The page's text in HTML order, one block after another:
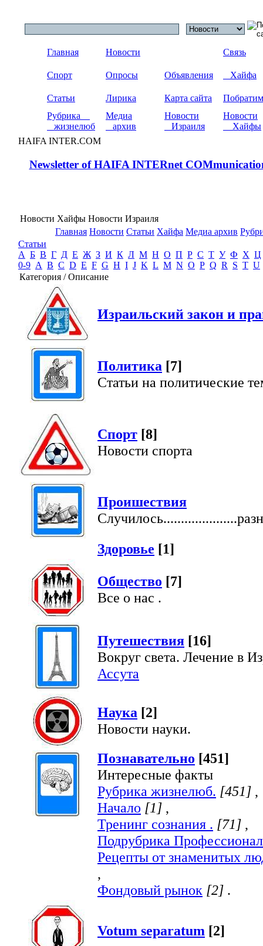
Главная Новости Связь
Спорт Опросы Объявления Хайфа
Статьи Лирика Карта сайта
Рубрика
жизнелюб
Медиа
архив
Новости
Израиля
Новости
Хайфы
HAIFA INTER.COM
Newsletter of HAIFA INTERnet
Новости Хайфы Новости Израиля
Главная Новости Статьи Хайфа Медиа архив
Статьи
А Б В Г Д Е Ж З И К Л М Н О П Р С Т У Ф Х Ц
0-9 A B C D E F G H I J K L M N O P Q R S T U
Категория / Описание
Израильский закон и
Политика [7]
Статьи на политические
Спорт [8]
Новости спорта
Проишествия
Здоровье [1]
Общество [7]
Все о нас .
Путешествия [16]
Вокруг света. Лечение в
Ассута
Наука [2]
Новости науки.
Познавательно [451]
Интересные факты
Рубрика жизнелюб. [451] ,
Начало [1] ,
Тренинг сознания . [71] ,
Подрубрика Профессионал
Рецепты от знаменитых
,
Фондовый рынок [2] .
Votum separatum [2]